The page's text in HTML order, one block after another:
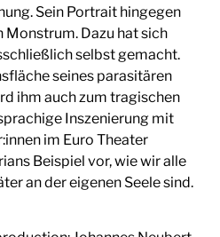
Sein Portrait hingegen
Monstrum. Dazu hat sich
selbst gemacht.
seines parasitären
ihm auch zum tragischen
Inszenierung mit
im Euro Theater
Beispiel vor, wie wir alle
an der eigenen Seele sind.